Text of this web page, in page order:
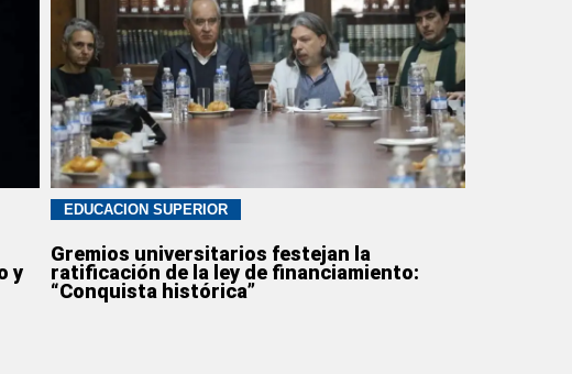
y
EDUCACION SUPERIOR
Gremios universitarios festejan la
ratificación de la ley de financiamiento:
“Conquista histórica”